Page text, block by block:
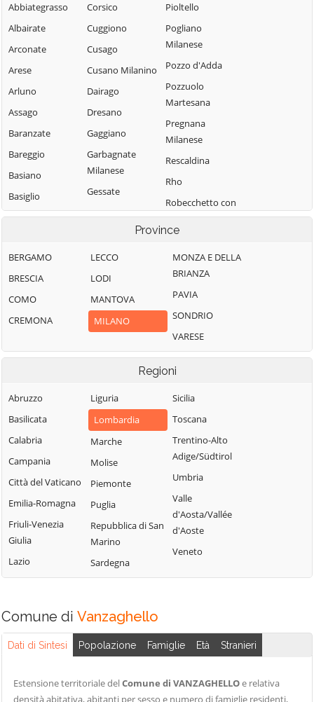
Abbiategrasso
Albairate
Arconate
Arese
Arluno
Assago
Baranzate
Bareggio
Basiano
Basiglio
Bellinzago
Bernate Ticino
Besate
Binasco
Boffalora sopra
Bollate
Bubbiano
Buccinasco
Buscate
Bussero
Busto Garolfo
Calvignasco
Cambiago
Canegrate
Carpiano
Cassano d'Adda
Pecchi
Corsico
Cuggiono
Cusago
Cusano Milanino
Dairago
Dresano
Gaggiano
Garbagnate
Milanese
Gessate
Gorgonzola
Gudo Visconti
Inveruno
Inzago
Lacchiarella
Legnano
Locate di Triulzi
Magenta
Magnago
Marcallo con
Casone
Masate
Mediglia
Melegnano
Melzo
Morimondo
Motta Visconti
Nosate
Pioltello
Pogliano
Milanese
Pozzo d'Adda
Pozzuolo
Martesana
Pregnana
Milanese
Rescaldina
Rho
Robecchetto con
Induno
Naviglio
Rodano
Rosate
Rozzano
San Colombano
al Lambro
San Donato
Milanese
San Giorgio su
Legnano
San Giuliano
Olona
San Zenone al
Ticino
Senago
Giovanni
Province
BERGAMO
BRESCIA
COMO
CREMONA
LECCO
LODI
MANTOVA
MILANO
MONZA E DELLA
BRIANZA
PAVIA
SONDRIO
VARESE
Regioni
Abruzzo
Basilicata
Calabria
Campania
Città del Vaticano
Emilia-Romagna
Friuli-Venezia
Giulia
Lazio
Liguria
Lombardia
Marche
Molise
Piemonte
Puglia
Repubblica di San
Marino
Sardegna
Sicilia
Toscana
Trentino-Alto
Adige/Südtirol
Umbria
Valle
d'Aosta/Vallée
d'Aoste
Veneto
Comune di Vanzaghello
Dati di Sintesi Popolazione Famiglie Età Stranieri
Estensione territoriale delComune di VANZAGHELLOe relativa
densità abitativa, abitanti per sesso e numero di famiglie residenti,